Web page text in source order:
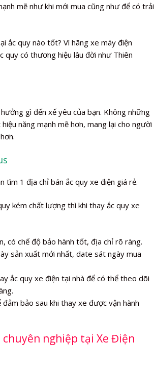
mẽ như khi mới mua cũng như để có trải
ắc quy nào tốt? Vì hãng xe máy điện
quy có thương hiệu lâu đời như Thiên
gì đến xế yêu của bạn. Không những
năng mạnh mẽ hơn, mang lại cho người
tìm 1 địa chỉ bán ắc quy xe điện giá rẻ.
kém chất lượng thì khi thay ắc quy xe
có chế độ bảo hành tốt, địa chỉ rõ ràng.
sản xuất mới nhất, date sát ngày mua
ắc quy xe điện tại nhà để có thể theo dõi
bảo sau khi thay xe được vận hành
nghiệp tại Xe Điện